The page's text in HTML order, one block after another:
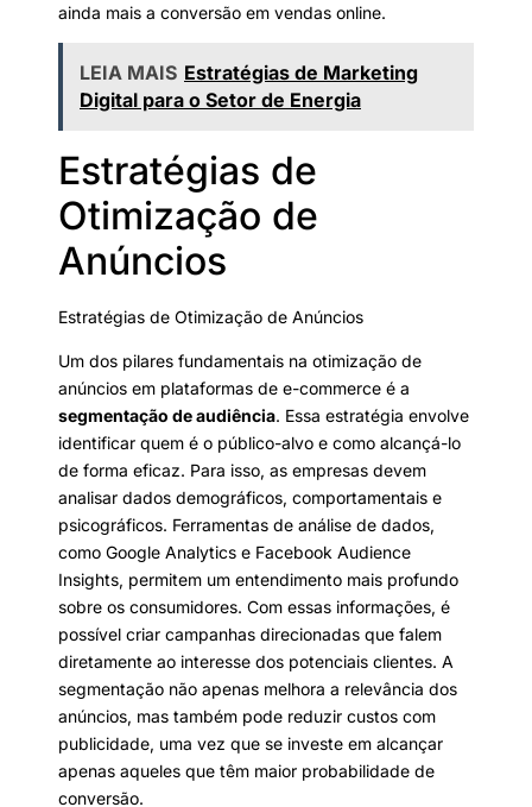
ainda mais a conversão em vendas online.
LEIA MAIS Estratégias de Marketing
Digital para o Setor de Energia
Estratégias de
Otimização de
Anúncios
Estratégias de Otimização de Anúncios
Um dos pilares fundamentais na otimização de
anúncios em plataformas de e-commerce é a
segmentação de audiência. Essa estratégia envolve
identificar quem é o público-alvo e como alcançá-lo
de forma eficaz. Para isso, as empresas devem
analisar dados demográficos, comportamentais e
psicográficos. Ferramentas de análise de dados,
como Google Analytics e Facebook Audience
Insights, permitem um entendimento mais profundo
sobre os consumidores. Com essas informações, é
possível criar campanhas direcionadas que falem
diretamente ao interesse dos potenciais clientes. A
segmentação não apenas melhora a relevância dos
anúncios, mas também pode reduzir custos com
publicidade, uma vez que se investe em alcançar
apenas aqueles que têm maior probabilidade de
conversão.